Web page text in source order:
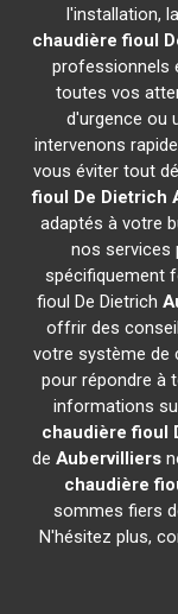
l'installation,
chaudière fioul
professionnels
toutes vos
d'urgence ou
intervenons
vous éviter tout
fioul De Dietrich
adaptés à votre
nos services
spécifiquement
fioul De Dietrich
offrir des
votre système de
pour répondre à
informations
chaudière fioul
deAubervilliers
chaudière
sommes fiers
N'hésitez plus,